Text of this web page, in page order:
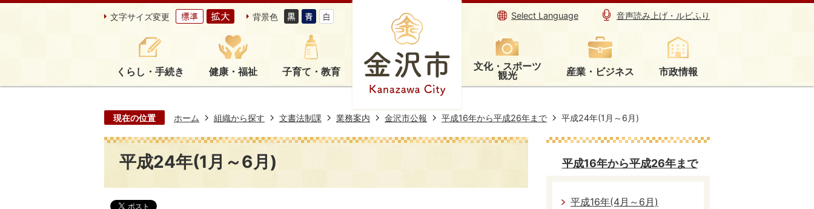
文字サイズ変更 背景色 Select Language 音声読み上げ・ルビふり
くらし・手続き 健康・福祉 子育て・教育 文化・スポーツ
観光 産業・ビジネス 市政情報
現在の位置 ホーム 組織から探す 文書法制課 業務案内 金沢市公報 平成16年から平成26年まで 平成24年(1月～6月)
平成24年(1月～6月) 平成16年から平成26年まで
平成16年(4月～6月)